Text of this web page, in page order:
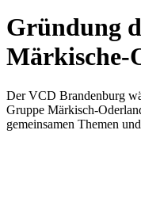
Gründung
Märkische-
Der VCD Brandenburg
Gruppe Märkisch-
gemeinsamen Themen